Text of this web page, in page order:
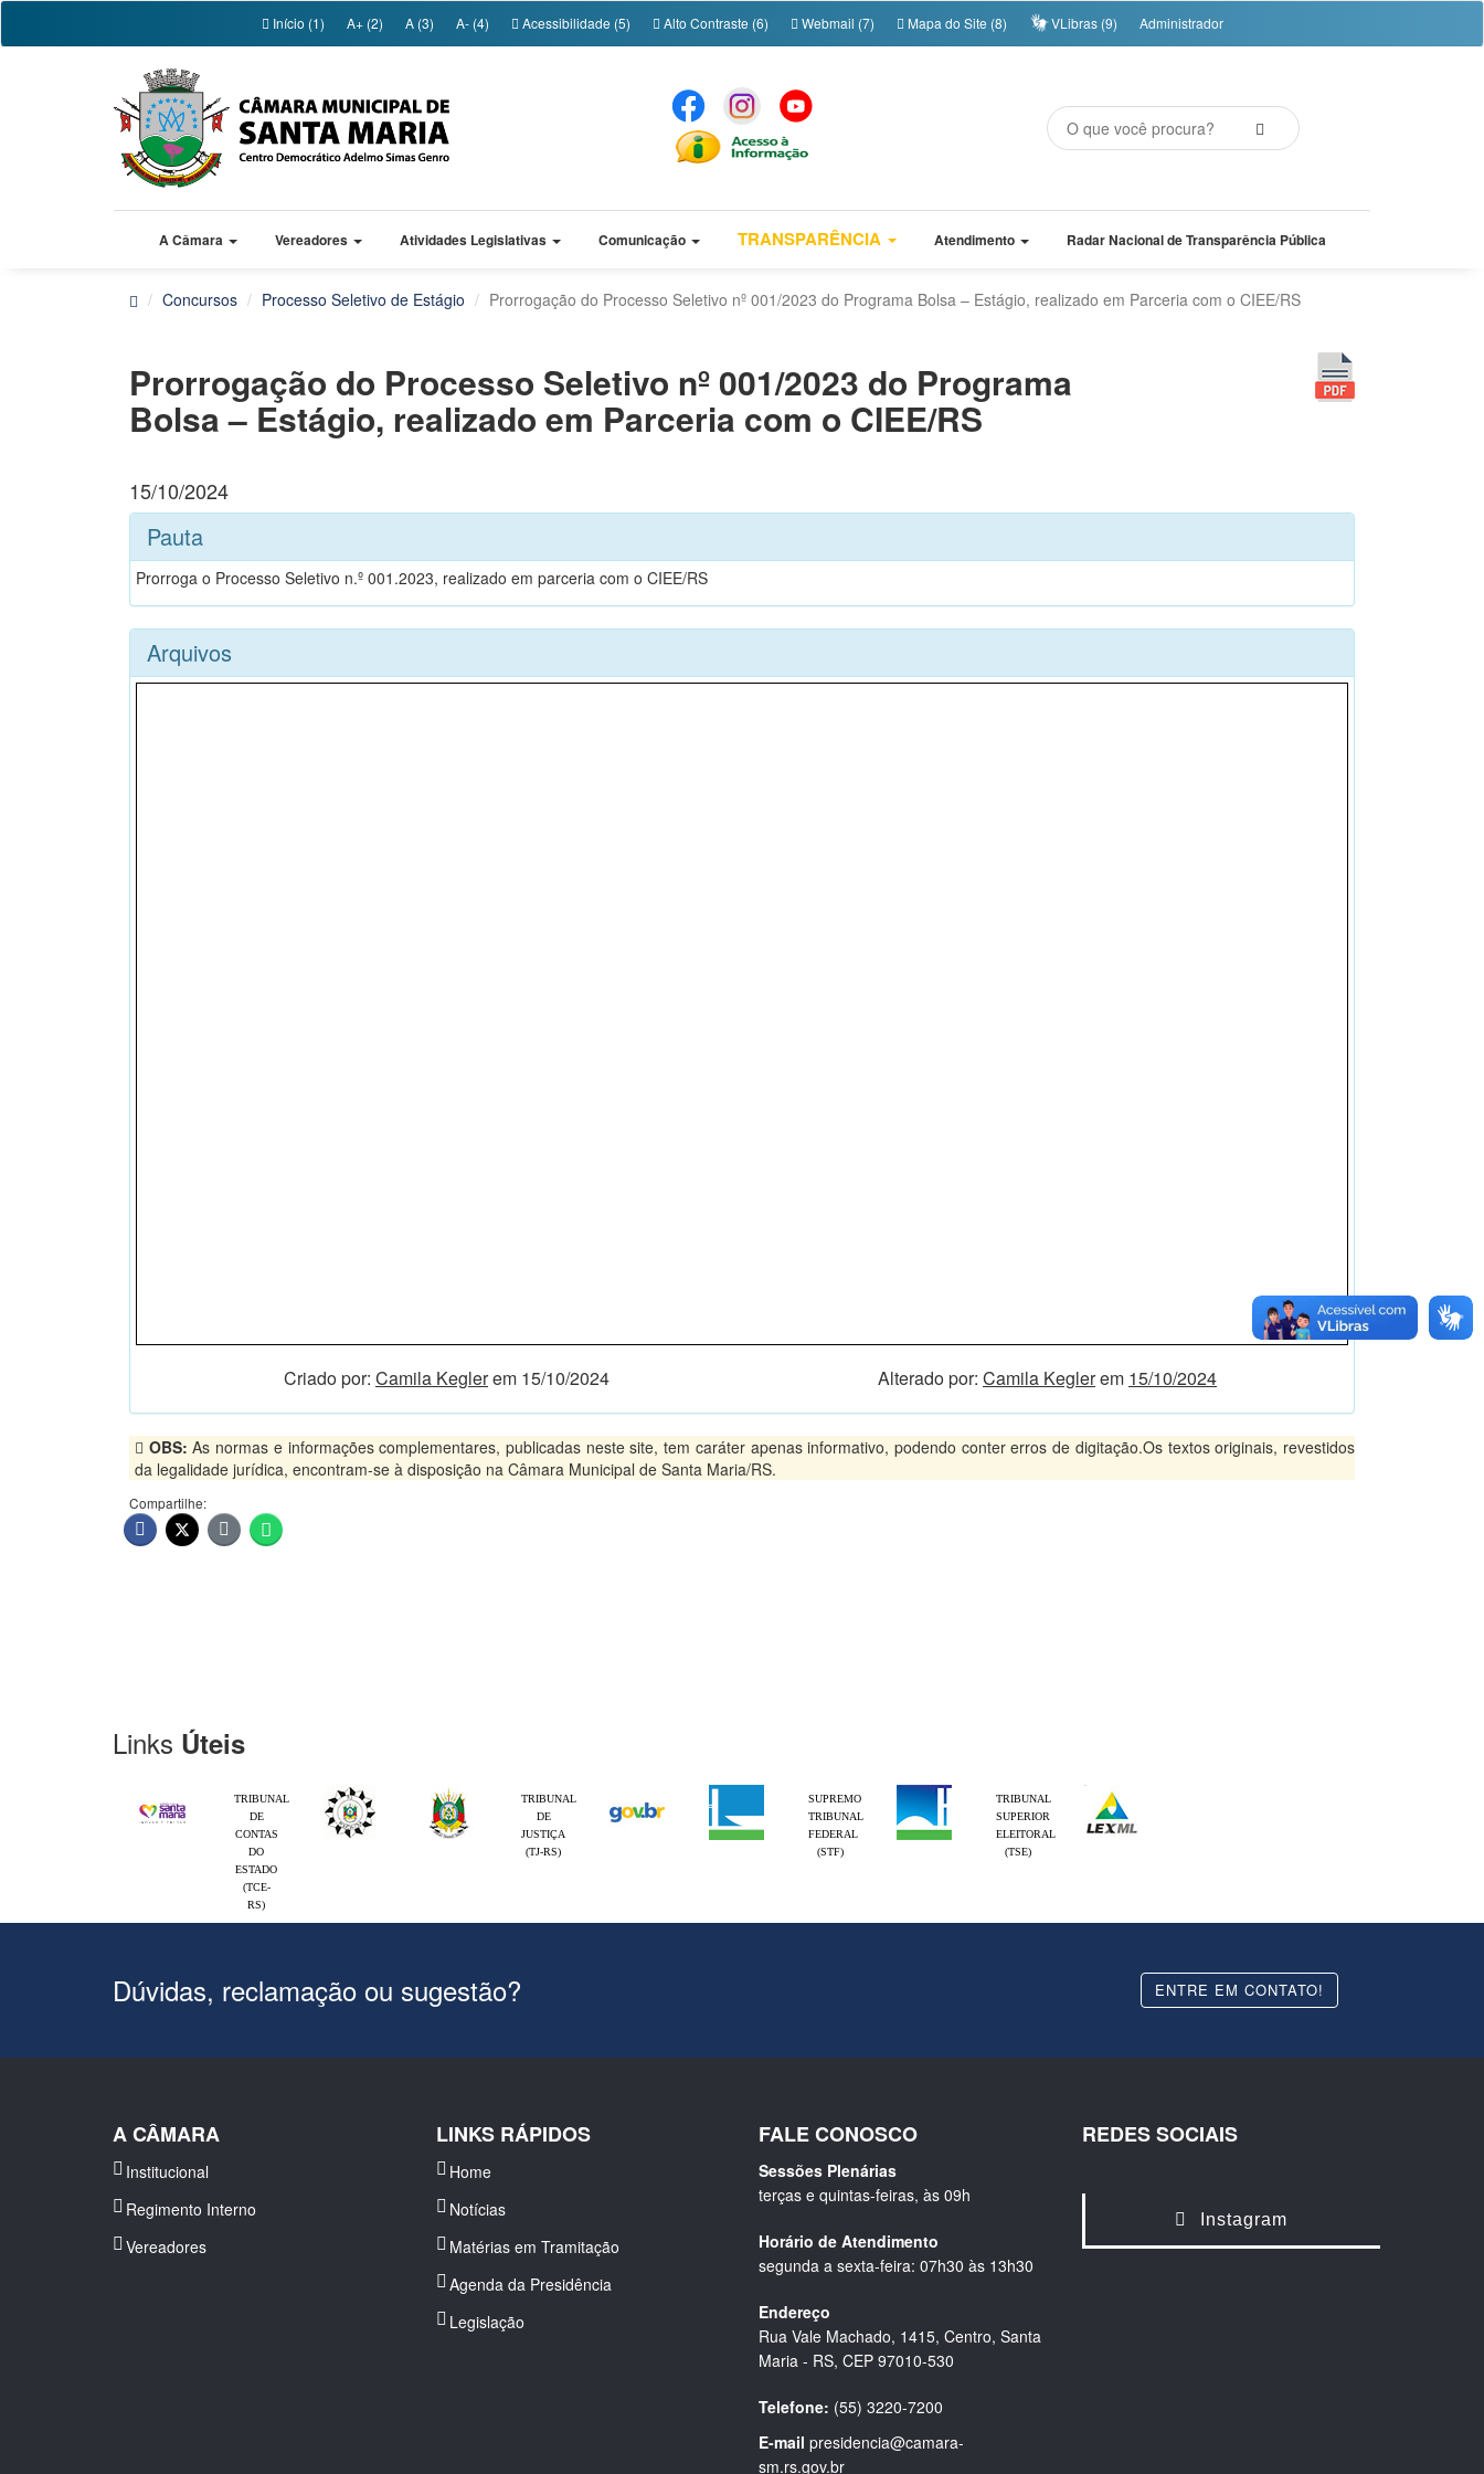
Início (1) A+ (2) A (3) A- (4) Acessibilidade (5) Alto Contraste (6) Webmail (7) Mapa do Site (8) VLibras (9) Administrador
A Câmara Vereadores Atividades Legislativas Comunicação TRANSPARÊNCIA Atendimento Radar Nacional de Transparência Pública
Concursos Processo Seletivo de Estágio Prorrogação do Processo Seletivo nº 001/2023 do Programa Bolsa – Estágio, realizado em Parceria com o CIEE/RS
Prorrogação do Processo Seletivo nº 001/2023 do Programa
Bolsa – Estágio, realizado em Parceria com o CIEE/RS
15/10/2024
Pauta
Prorroga o Processo Seletivo n.º 001.2023, realizado em parceria com o CIEE/RS
Arquivos
Criado por: Camila Keglerem 15/10/2024 Alterado por: Camila Keglerem 15/10/2024
OBS: As normas e informações complementares, publicadas neste site, tem caráter apenas informativo, podendo conter erros de digitação.Os textos originais, revestidos
da legalidade jurídica, encontram-se à disposição na Câmara Municipal de Santa Maria/RS.
Compartilhe:
Links Úteis
TRIBUNAL
DE
CONTAS
DO
ESTADO
(TCE-
RS)
TRIBUNAL
DE
JUSTIÇA
(TJ-RS)
SUPREMO
TRIBUNAL
FEDERAL
(STF)
TRIBUNAL
SUPERIOR
ELEITORAL
(TSE)
Dúvidas, reclamação ou sugestão? ENTRE EM CONTATO!
A CÂMARA
Institucional
Regimento Interno
Vereadores
LINKS RÁPIDOS
Home
Notícias
Matérias em Tramitação
Agenda da Presidência
Legislação
FALE CONOSCO
Sessões Plenárias
terças e quintas-feiras, às 09h
Horário de Atendimento
segunda a sexta-feira: 07h30 às 13h30
Endereço
Rua Vale Machado, 1415, Centro, Santa
Maria - RS, CEP 97010-530
Telefone: (55) 3220-7200
E-mail presidencia@camara-
sm.rs.gov.br
REDES SOCIAIS
Instagram